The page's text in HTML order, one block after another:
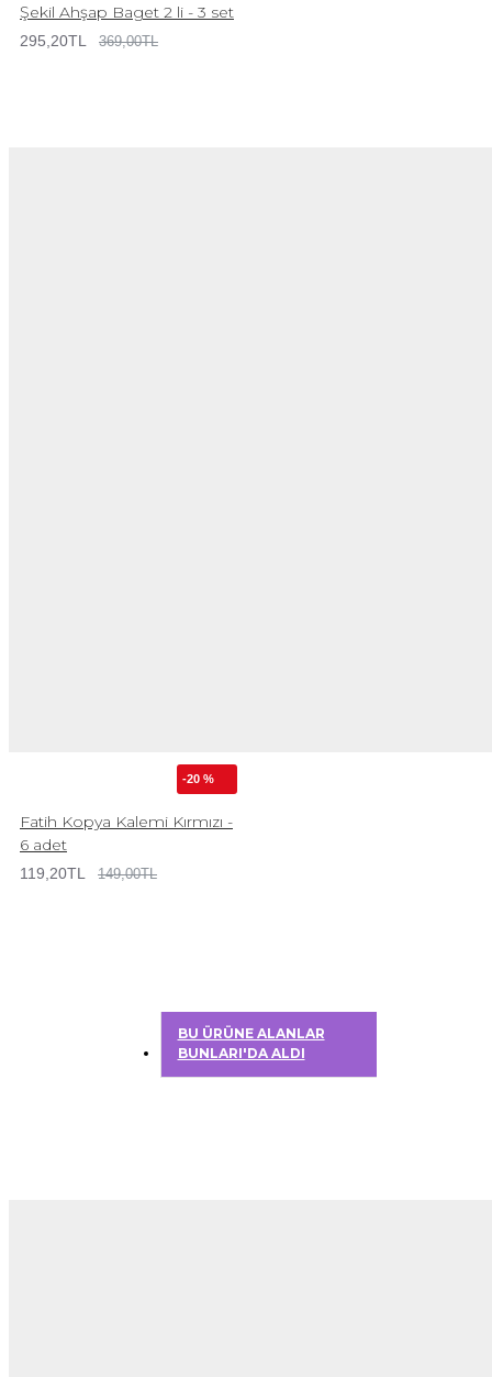
Şekil Ahşap Baget 2 li - 3 set
295,20TL 369,00TL
-20 %
Fatih Kopya Kalemi Kırmızı -
6 adet
119,20TL 149,00TL
BU ÜRÜNE ALANLAR
BUNLARI'DA ALDI